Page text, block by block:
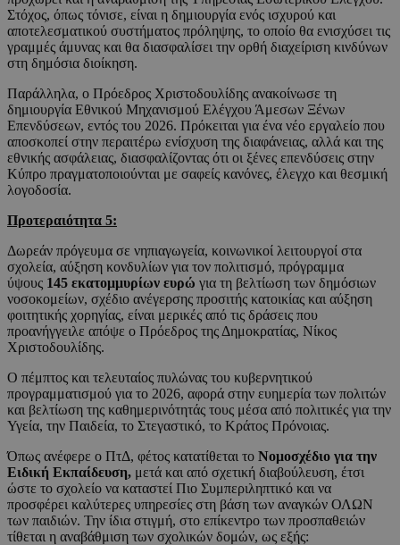
Στόχος, όπως τόνισε, είναι η δημιουργία ενός ισχυρού και
αποτελεσματικού συστήματος πρόληψης, το οποίο θα ενισχύσει τις
γραμμές άμυνας και θα διασφαλίσει την ορθή διαχείριση κινδύνων
στη δημόσια διοίκηση.
Παράλληλα, ο Πρόεδρος Χριστοδουλίδης ανακοίνωσε τη
δημιουργία Εθνικού Μηχανισμού Ελέγχου Άμεσων Ξένων
Επενδύσεων, εντός του 2026. Πρόκειται για ένα νέο εργαλείο που
αποσκοπεί στην περαιτέρω ενίσχυση της διαφάνειας, αλλά και της
εθνικής ασφάλειας, διασφαλίζοντας ότι οι ξένες επενδύσεις στην
Κύπρο πραγματοποιούνται με σαφείς κανόνες, έλεγχο και θεσμική
λογοδοσία.
Προτεραιότητα 5:
Δωρεάν πρόγευμα σε νηπιαγωγεία, κοινωνικοί λειτουργοί στα
σχολεία, αύξηση κονδυλίων για τον πολιτισμό, πρόγραμμα
ύψους 145 εκατομμυρίων ευρώ για τη βελτίωση των δημόσιων
νοσοκομείων, σχέδιο ανέγερσης προσιτής κατοικίας και αύξηση
φοιτητικής χορηγίας, είναι μερικές από τις δράσεις που
προανήγγειλε απόψε ο Πρόεδρος της Δημοκρατίας, Νίκος
Χριστοδουλίδης.
Ο πέμπτος και τελευταίος πυλώνας του κυβερνητικού
προγραμματισμού για το 2026, αφορά στην ευημερία των πολιτών
και βελτίωση της καθημερινότητάς τους μέσα από πολιτικές για την
Υγεία, την Παιδεία, το Στεγαστικό, το Κράτος Πρόνοιας.
Όπως ανέφερε ο ΠτΔ, φέτος κατατίθεται το Νομοσχέδιο για την
Ειδική Εκπαίδευση, μετά και από σχετική διαβούλευση, έτσι
ώστε το σχολείο να καταστεί Πιο Συμπεριληπτικό και να
προσφέρει καλύτερες υπηρεσίες στη βάση των αναγκών ΟΛΩΝ
των παιδιών. Την ίδια στιγμή, στο επίκεντρο των προσπαθειών
τίθεται η αναβάθμιση των σχολικών δομών, ως εξής: